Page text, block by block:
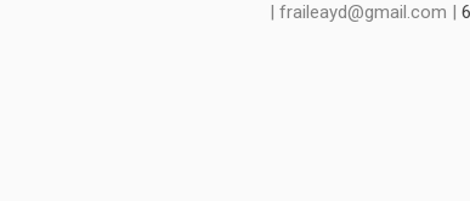
| fraileayd@gmail.com |